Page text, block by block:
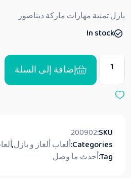
ي
م
ن
بازل تمنية مهارات ماركة ديناصور
In stock
إضافة إلى السلة
SKU:
200902
Categories:ألعاب ألغاز و بازل,
Tag:أحدث ما وصل